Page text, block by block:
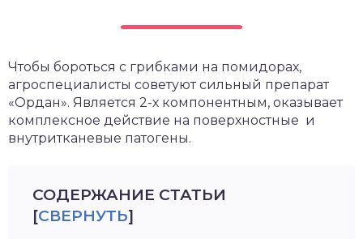
Чтобы бороться с грибками на помидорах,
агроспециалисты советуют сильный препарат
«Ордан». Является 2-х компонентным, оказывает
комплексное действие на поверхностные и
внутритканевые патогены.
СОДЕРЖАНИЕ СТАТЬИ
[СВЕРНУТЬ]